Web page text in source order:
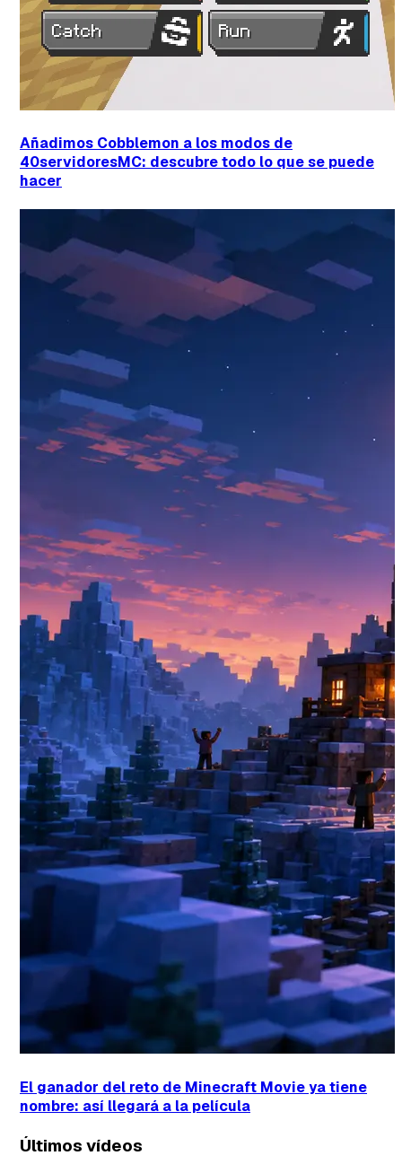
Añadimos Cobblemon a los modos de
40servidoresMC: descubre todo lo que se puede
hacer
El ganador del reto de Minecraft Movie ya tiene
nombre: así llegará a la película
Últimos vídeos